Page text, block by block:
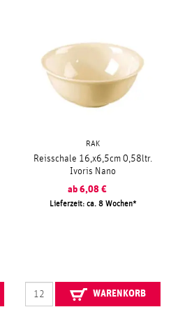
RAK
Reisschale 16,x6,5cm 0,58ltr.
Ivoris Nano
ab 6,08 €
Lieferzeit: ca. 8 Wochen
WARENKORB